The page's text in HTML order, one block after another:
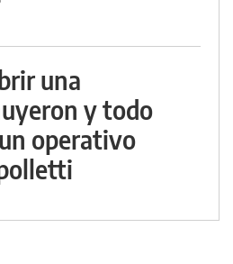
una
y todo
operativo